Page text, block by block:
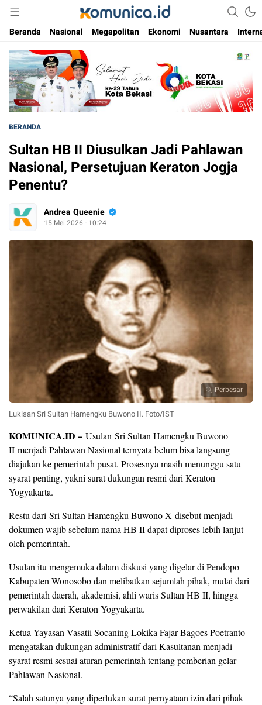
Komunica
Media Informasi Masa Kini
Beranda
Nasional Megapolitan Ekonomi Nusantara
BERANDA
Sultan HB II Diusulkan Jadi Pahlawan
Nasional, Persetujuan Keraton Jogja
Penentu?
Andrea Queenie
15 Mei 2026 - 10:24
Perbesar
Lukisan Sri Sultan Hamengku Buwono II. Foto/IST
KOMUNICA.ID – Usulan Sri Sultan Hamengku Buwono
II menjadi Pahlawan Nasional ternyata belum bisa langsung
diajukan ke pemerintah pusat. Prosesnya masih menunggu satu
syarat penting, yakni surat dukungan resmi dari Keraton
Yogyakarta.
Restu dari Sri Sultan Hamengku Buwono X disebut menjadi
dokumen wajib sebelum nama HB II dapat diproses lebih lanjut
oleh pemerintah.
Usulan itu mengemuka dalam diskusi yang digelar di Pendopo
Kabupaten Wonosobo dan melibatkan sejumlah pihak, mulai dari
pemerintah daerah, akademisi, ahli waris Sultan HB II, hingga
perwakilan dari Keraton Yogyakarta.
Ketua Yayasan Vasatii Socaning Lokika Fajar Bagoes Poetranto
mengatakan dukungan administratif dari Kasultanan menjadi
syarat resmi sesuai aturan pemerintah tentang pemberian gelar
Pahlawan Nasional.
“Salah satunya yang diperlukan surat pernyataan izin dari pihak